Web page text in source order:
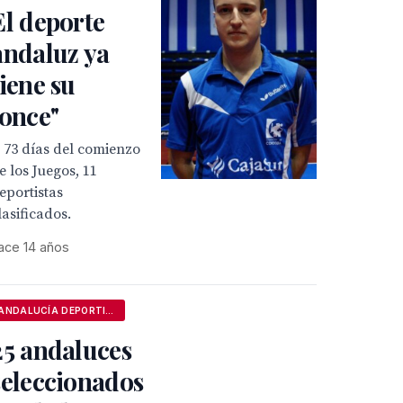
deporte
ya
su
73 días del comienzo
los Juegos, 11
14 años
andaluces